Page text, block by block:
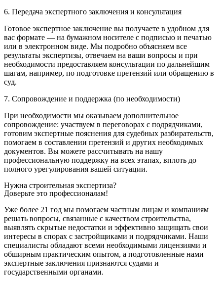
6. Передача экспертного заключения и консультация
Готовое экспертное заключение вы получаете в удобном для
вас формате — на бумажном носителе с подписью и печатью
или в электронном виде. Мы подробно объясняем все
результаты экспертизы, отвечаем на ваши вопросы и при
необходимости предоставляем консультации по дальнейшим
шагам, например, по подготовке претензий или обращению в
суд.
7. Сопровождение и поддержка (по необходимости)
При необходимости мы оказываем дополнительное
сопровождение: участвуем в переговорах с подрядчиками,
готовим экспертные пояснения для судебных разбирательств,
помогаем в составлении претензий и других необходимых
документов. Вы можете рассчитывать на нашу
профессиональную поддержку на всех этапах, вплоть до
полного урегулирования вашей ситуации.
Нужна строительная экспертиза?
Доверьте это профессионалам!
Уже более 21 год мы помогаем частным лицам и компаниям
решать вопросы, связанные с качеством строительства,
выявлять скрытые недостатки и эффективно защищать свои
интересы в спорах с застройщиками и подрядчиками. Наши
специалисты обладают всеми необходимыми лицензиями и
обширным практическим опытом, а подготовленные нами
экспертные заключения признаются судами и
государственными органами.